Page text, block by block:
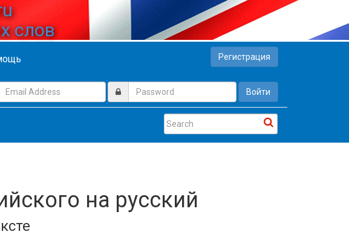
слов
Регистрация
Войти
на русский